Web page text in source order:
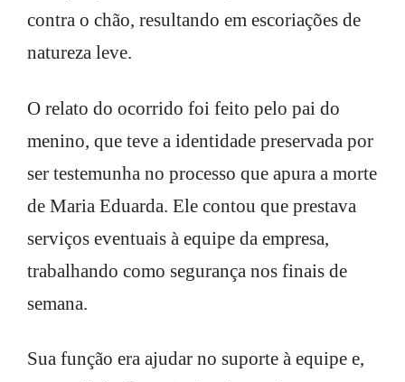
contra o chão, resultando em escoriações de
natureza leve.
O relato do ocorrido foi feito pelo pai do
menino, que teve a identidade preservada por
ser testemunha no processo que apura a morte
de Maria Eduarda. Ele contou que prestava
serviços eventuais à equipe da empresa,
trabalhando como segurança nos finais de
semana.
Sua função era ajudar no suporte à equipe e,